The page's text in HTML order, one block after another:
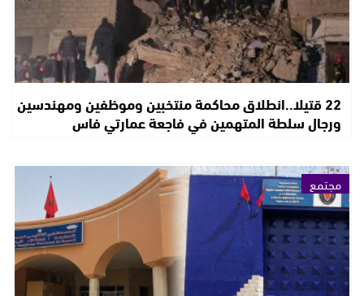
22 قتيلا..انطلاق محاكمة منتخبين وموظفين ومهندسين
ورجال سلطة المتهمين في فاجعة عمارتي فاس
مجتمع